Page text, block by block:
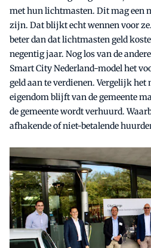
met hun lichtmasten. Dit mag een
zijn. Dat blijkt echt wennen voor
beter dan dat lichtmasten geld
negentig jaar. Nog los van de
Smart City Nederland-model het
geld aan te verdienen. Vergelijk het
eigendom blijft van de gemeente
de gemeente wordt verhuurd.
afhakende of niet-betalende